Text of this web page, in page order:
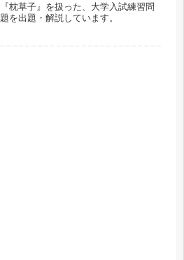
『枕草子』を扱った、大学入試練習問
題を出題・解説しています。